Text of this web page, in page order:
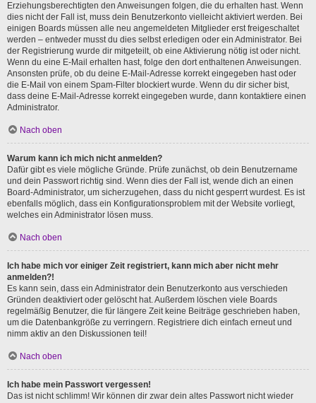
Erziehungsberechtigten den Anweisungen folgen, die du erhalten hast. Wenn
dies nicht der Fall ist, muss dein Benutzerkonto vielleicht aktiviert werden. Bei
einigen Boards müssen alle neu angemeldeten Mitglieder erst freigeschaltet
werden – entweder musst du dies selbst erledigen oder ein Administrator. Bei
der Registrierung wurde dir mitgeteilt, ob eine Aktivierung nötig ist oder nicht.
Wenn du eine E-Mail erhalten hast, folge den dort enthaltenen Anweisungen.
Ansonsten prüfe, ob du deine E-Mail-Adresse korrekt eingegeben hast oder
die E-Mail von einem Spam-Filter blockiert wurde. Wenn du dir sicher bist,
dass deine E-Mail-Adresse korrekt eingegeben wurde, dann kontaktiere einen
Administrator.
Nach oben
Warum kann ich mich nicht anmelden?
Dafür gibt es viele mögliche Gründe. Prüfe zunächst, ob dein Benutzername
und dein Passwort richtig sind. Wenn dies der Fall ist, wende dich an einen
Board-Administrator, um sicherzugehen, dass du nicht gesperrt wurdest. Es ist
ebenfalls möglich, dass ein Konfigurationsproblem mit der Website vorliegt,
welches ein Administrator lösen muss.
Nach oben
Ich habe mich vor einiger Zeit registriert, kann mich aber nicht mehr
anmelden?!
Es kann sein, dass ein Administrator dein Benutzerkonto aus verschieden
Gründen deaktiviert oder gelöscht hat. Außerdem löschen viele Boards
regelmäßig Benutzer, die für längere Zeit keine Beiträge geschrieben haben,
um die Datenbankgröße zu verringern. Registriere dich einfach erneut und
nimm aktiv an den Diskussionen teil!
Nach oben
Ich habe mein Passwort vergessen!
Das ist nicht schlimm! Wir können dir zwar dein altes Passwort nicht wieder